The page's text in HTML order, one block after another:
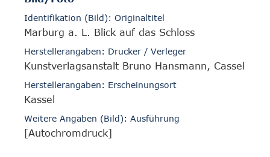
Identifikation (Bild): Originaltitel
Marburg a. L. Blick auf das Schloss
Herstellerangaben: Drucker / Verleger
Kunstverlagsanstalt Bruno Hansmann, Cassel
Herstellerangaben: Erscheinungsort
Kassel
Weitere Angaben (Bild): Ausführung
[Autochromdruck]